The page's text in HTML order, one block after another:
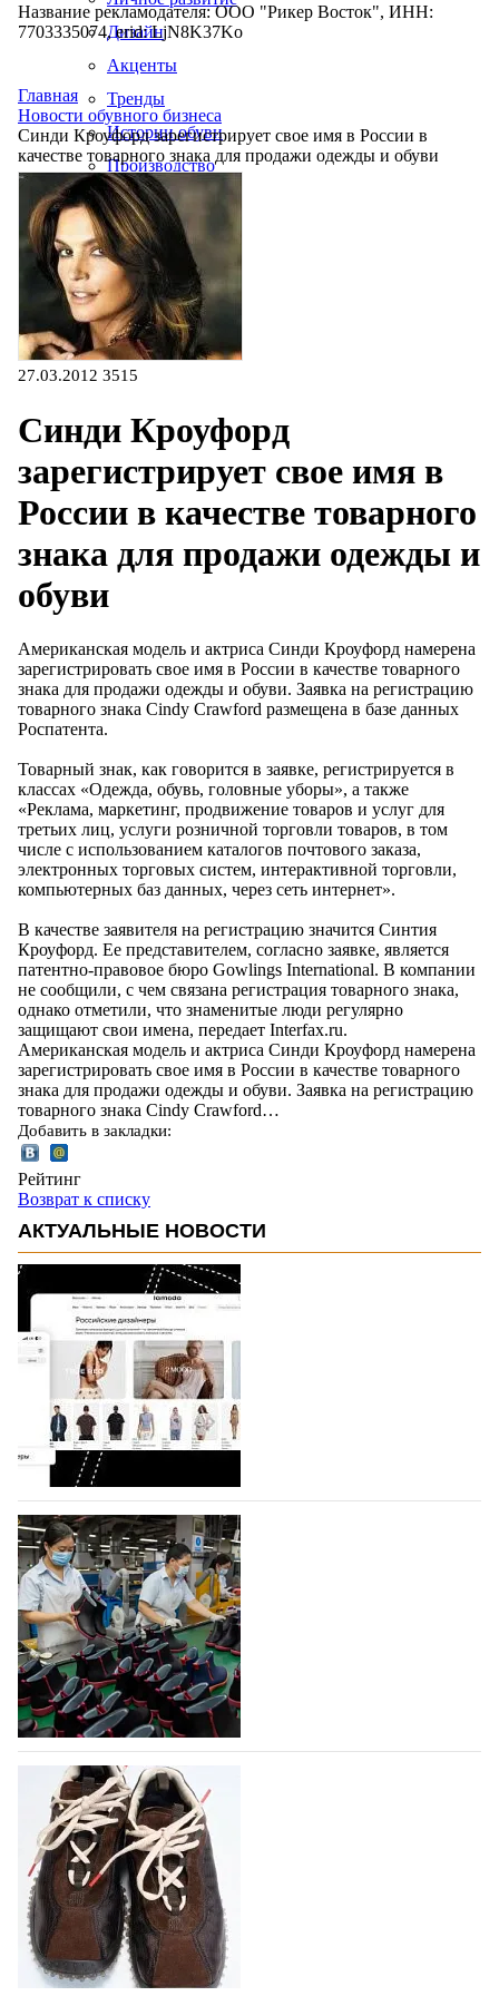
Дизайн
Акценты
Тренды
Истории обуви
Производство
Название рекламодателя: ООО "Рикер Восток", ИНН:
7703335074, erid: LjN8K37Ko
Главная
Новости обувного бизнеса
Синди Кроуфорд зарегистрирует свое имя в России в
качестве товарного знака для продажи одежды и обуви
27.03.2012 3515
Синди Кроуфорд
зарегистрирует свое имя в
России в качестве товарного
знака для продажи одежды и
обуви
Американская модель и актриса Синди Кроуфорд намерена
зарегистрировать свое имя в России в качестве товарного
знака для продажи одежды и обуви. Заявка на регистрацию
товарного знака Cindy Crawford размещена в базе данных
Роспатента.
Товарный знак, как говорится в заявке, регистрируется в
классах «Одежда, обувь, головные уборы», а также
«Реклама, маркетинг, продвижение товаров и услуг для
третьих лиц, услуги розничной торговли товаров, в том
числе с использованием каталогов почтового заказа,
электронных торговых систем, интерактивной торговли,
компьютерных баз данных, через сеть интернет».
В качестве заявителя на регистрацию значится Синтия
Кроуфорд. Ее представителем, согласно заявке, является
патентно-правовое бюро Gowlings International. В компании
не сообщили, с чем связана регистрация товарного знака,
однако отметили, что знаменитые люди регулярно
защищают свои имена, передает Interfax.ru.
Американская модель и актриса Синди Кроуфорд намерена
зарегистрировать свое имя в России в качестве товарного
знака для продажи одежды и обуви. Заявка на регистрацию
товарного знака Cindy Crawford…
Добавить в закладки:
Рейтинг
Возврат к списку
АКТУАЛЬНЫЕ НОВОСТИ
На платформе Lamoda - новый раздел и
условия продвижения локальных
дизайнерских марок
Российский маркетплейс Lamoda решил обновить
раздел для продажи продукции локальных
дизайнерских марок одежды, обуви и аксессуаров.
Бренды также получат маркетинговую…
06.08.2026 258
Объем мирового производства обуви в
2025 году практически не увеличился
В 2025 году мировое производство обуви
практически не изменилось, зафиксировав
незначительный рост на 0,1% до 24,6 млрд пар, -
данные опубликованы в аналитическом вестнике
«Всемирный ежегодник обуви 2026», Португальской